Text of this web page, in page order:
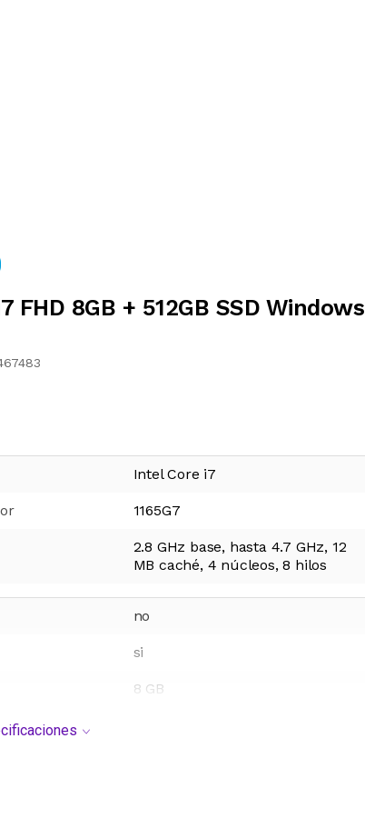
8GB + 512GB SSD Windows
Intel Core i7
1165G7
2.8 GHz base, hasta 4.7 GHz, 12
MB caché, 4 núcleos, 8 hilos
no
si
8 GB